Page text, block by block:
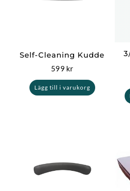
Self-Cleaning Kudde
599 kr
Lägg till i varukorg